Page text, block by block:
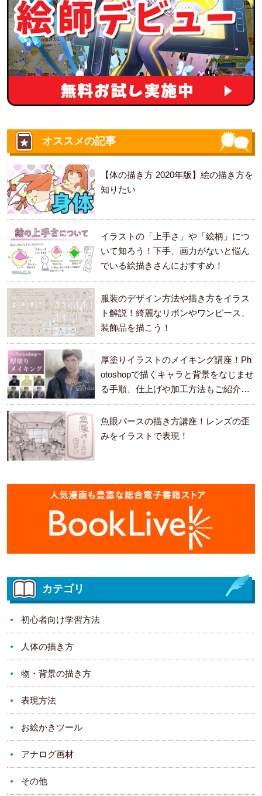
オススメの記事
【体の描き方 2020年版】絵の描き方を
知りたい
イラストの「上手さ」や「絵柄」につ
いて知ろう！下手、画力がないと悩ん
でいる絵描きさんにおすすめ！
服装のデザイン方法や描き方をイラス
ト解説！綺麗なリボンやワンピース、
装飾品を描こう！
厚塗りイラストのメイキング講座！Ph
otoshopで描くキャラと背景をなじませ
る手順、仕上げや加工方法もご紹介し
ます。
魚眼パースの描き方講座！レンズの歪
みをイラストで表現！
カテゴリ
初心者向け学習方法
人体の描き方
物・背景の描き方
表現方法
お絵かきツール
アナログ画材
その他